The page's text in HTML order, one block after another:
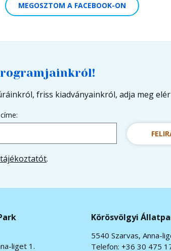
MEGOSZTOM A FACEBOOK-ON
friss kiadványainkról, adja meg
.
liget 1.
Körösvölgyi
5540 Szarvas, Anna-
Telefon: +36 30 475